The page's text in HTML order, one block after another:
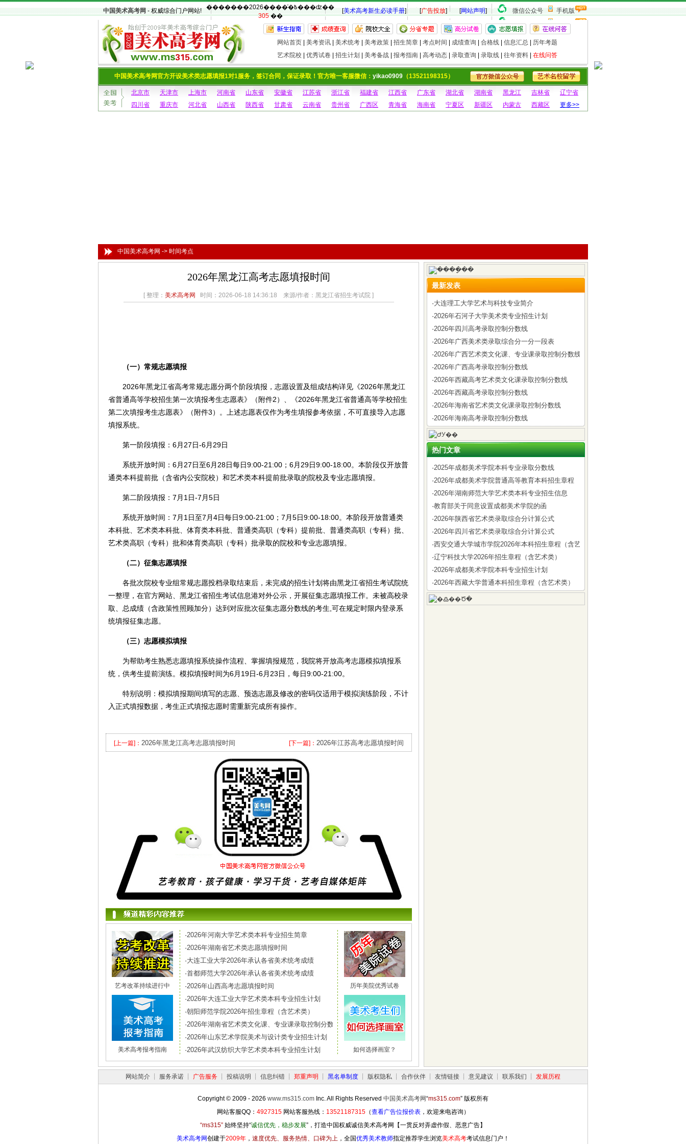
中国美术高考网 - 权威综合门户网站!
�������2026����ͨ�߿���ʣ��
305��
[美术高考新生必读手册] [广告投放] [网站声明] 微信公众号 手机版
网站首页| 美考资讯| 美术统考| 美考政策| 招生简章| 考点时间 成绩查询 合格线| 信息汇总
历年考题
艺术院校| 优秀试卷| 招生计划 美考备战| 报考指南| 高考动态| 录取查询 录取线| 往年资料| 在线问答
中国美术高考网官方开设美术类志愿填报1对1服务，签订合同，保证录取！官方唯一客服微信： yikao0909 （13521198315）
北京市 天津市 上海市 河南省 山东省 安徽省 江苏省 浙江省 福建省 江西省 广东省 湖北省 湖南省 黑龙江 吉林省
辽宁省
四川省
重庆市 河北省 山西省 陕西省 甘肃省 云南省 贵州省 广西区 青海省 海南省 宁夏区 新疆区 内蒙古 西藏区 更多>>
中国美术高考网 -> 时间考点
2026年黑龙江高考志愿填报时间
[ 整理： 美术高考网 时间：2026-06-18 14:36:18 来源/作者：黑龙江省招生考试院 ]
（一）常规志愿填报
2026年黑龙江省高考常规志愿分两个阶段填报，志愿设置及组成结构详见《2026年黑龙江
省普通高等学校招生第一次填报考生志愿表》（附件2）、《2026年黑龙江省普通高等学校招生
第二次填报考生志愿表》（附件3）。上述志愿表仅作为考生填报参考依据，不可直接导入志愿
填报系统。
第一阶段填报：6月27日-6月29日
系统开放时间：6月27日至6月28日每日9:00-21:00；6月29日9:00-18:00。本阶段仅开放普
通类本科提前批（含省内公安院校）和艺术类本科提前批录取的院校及专业志愿填报。
第二阶段填报：7月1日-7月5日
系统开放时间：7月1日至7月4日每日9:00-21:00；7月5日9:00-18:00。本阶段开放普通类
本科批、艺术类本科批、体育类本科批、普通类高职（专科）提前批、普通类高职（专科）批、
艺术类高职（专科）批和体育类高职（专科）批录取的院校和专业志愿填报。
（二）征集志愿填报
各批次院校专业组常规志愿投档录取结束后，未完成的招生计划将由黑龙江省招生考试院统
一整理，在官方网站、黑龙江省招生考试信息港对外公示，开展征集志愿填报工作。未被高校录
取、总成绩（含政策性照顾加分）达到对应批次征集志愿分数线的考生,可在规定时限内登录系
统填报征集志愿。
（三）志愿模拟填报
为帮助考生熟悉志愿填报系统操作流程、掌握填报规范，我院将开放高考志愿模拟填报系
统，供考生提前演练。模拟填报时间为6月19日-6月23日，每日9:00-21:00。
特别说明：模拟填报期间填写的志愿、预选志愿及修改的密码仅适用于模拟演练阶段，不计
入正式填报数据，考生正式填报志愿时需重新完成所有操作。
[上一篇]： 2026年黑龙江高考志愿填报时间 [下一篇]： 2026年江苏高考志愿填报时间
艺考改革持续进行中
美术高考报考指南
·2026年河南大学艺术类本科专业招生简章
·2026年湖南省艺术类志愿填报时间
·大连工业大学2026年承认各省美术统考成绩
·首都师范大学2026年承认各省美术统考成绩
·2026年山西高考志愿填报时间
·2026年大连工业大学艺术类本科专业招生计划
·朝阳师范学院2026年招生章程（含艺术类）
·2026年湖南省艺术类文化课、专业课录取控制分数线
·2026年山东艺术学院美术与设计类专业招生计划
·2026年武汉纺织大学艺术类本科专业招生计划
历年美院优秀试卷
如何选择画室？
最新发表
·大连理工大学艺术与科技专业简介
·2026年石河子大学美术类专业招生计划
·2026年四川高考录取控制分数线
·2026年广西美术类录取综合分一分一段表
·2026年广西艺术类文化课、专业课录取控制分数线
·2026年广西高考录取控制分数线
·2026年西藏高考艺术类文化课录取控制分数线
·2026年西藏高考录取控制分数线
·2026年海南省艺术类文化课录取控制分数线
·2026年海南高考录取控制分数线
热门文章
·2025年成都美术学院本科专业录取分数线
·2026年成都美术学院普通高等教育本科招生章程
·2026年湖南师范大学艺术类本科专业招生信息
·教育部关于同意设置成都美术学院的函
·2026年陕西省艺术类录取综合分计算公式
·2026年四川省艺术类录取综合分计算公式
·西安交通大学城市学院2026年本科招生章程（含艺术类）
·辽宁科技大学2026年招生章程（含艺术类）
·2026年成都美术学院本科专业招生计划
·2026年西藏大学普通本科招生章程（含艺术类）
网站简介 ┊ 服务承诺 ┊ 广告服务 ┊ 投稿说明 ┊ 信息纠错 ┊ 郑重声明 ┊ 黑名单制度 ┊ 版权隐私 ┊ 合作伙伴 ┊ 友情链接 ┊ 意见建议 ┊ 联系我们 ┊ 发展历程
Copyright © 2009 - 2026 www.ms315.com Inc. All Rights Reserved 中国美术高考网“ms315.com” 版权所有
网站客服QQ： 4927315网站客服热线： 13521187315（查看广告位报价表，欢迎来电咨询）
“ms315” 始终坚持“诚信优先，稳步发展”，打造中国权威诚信美术高考网【一贯反对弄虚作假、恶意广告】
美术高考网创建于2009年 ， 速度优先、服务热情、口碑为上 ，全国优秀美术教师指定推荐学生浏览美术高考考试信息门户！